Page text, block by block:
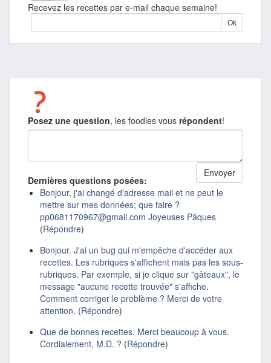
Recevez les recettes par e-mail chaque semaine!
Posez une question, les foodies vous répondent!
Dernières questions posées:
Bonjour, j'ai changé d'adresse mail et ne peut le
mettre sur mes données; que faire ?
pp0681170967@gmail.com Joyeuses Pâques
(Répondre)
Bonjour. J'ai un bug qui m'empêche d'accéder aux
recettes. Les rubriques s'affichent mais pas les sous-
rubriques. Par exemple, si je clique sur "gâteaux", le
message "aucune recette trouvée" s'affiche.
Comment corriger le problème ? Merci de votre
attention. (Répondre)
Que de bonnes recettes. Merci beaucoup à vous.
Cordialement, M.D. ? (Répondre)